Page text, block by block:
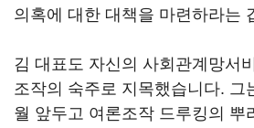
의혹에 대한 대책을 마련하라는
김 대표도 자신의 사회관계망서
조작의 숙주로 지목했습니다. 그
월 앞두고 여론조작 드루킹의 뿌